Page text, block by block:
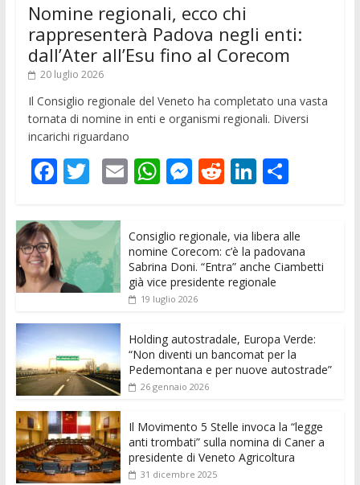
Nomine regionali, ecco chi
rappresenterà Padova negli enti:
dall’Ater all’Esu fino al Corecom
20 luglio 2026
Il Consiglio regionale del Veneto ha completato una vasta
tornata di nomine in enti e organismi regionali. Diversi
incarichi riguardano
F
e
b
o
o
k
T
itt
er
E
l
W
at
s
A
p
M
e
n
g
R
di
t
Li
k
e
dI
C
n
di
vi
Consiglio regionale, via libera alle
nomine Corecom: c’è la padovana
Sabrina Doni. “Entra” anche Ciambetti
già vice presidente regionale
19 luglio 2026
Holding autostradale, Europa Verde:
“Non diventi un bancomat per la
Pedemontana e per nuove autostrade”
26 gennaio 2026
Il Movimento 5 Stelle invoca la “legge
anti trombati” sulla nomina di Caner a
presidente di Veneto Agricoltura
31 dicembre 2025